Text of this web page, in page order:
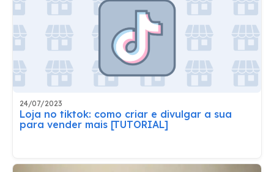
24/07/2023
Loja no tiktok: como criar e divulgar a sua
para vender mais [TUTORIAL]